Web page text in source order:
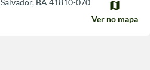
map
Ver no mapa